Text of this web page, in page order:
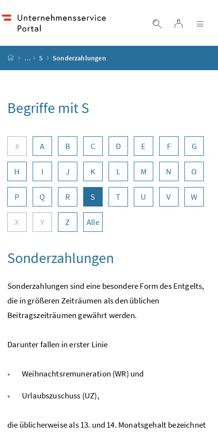
SucheLogin
Startseite
… S Sonderzahlungen
Begriffe mit S
Buchstabennavigation
# A B C D E F G
H I J K L M N O
P Q R S T U V W
X Y Z Alle
Sonderzahlungen
Sonderzahlungen sind eine besondere Form des Entgelts,
die in größeren Zeiträumen als den üblichen
Beitragszeiträumen gewährt werden.
Darunter fallen in erster Linie
Weihnachtsremuneration (WR) und
Urlaubszuschuss (UZ),
die üblicherweise als 13. und 14. Monatsgehalt bezeichnet